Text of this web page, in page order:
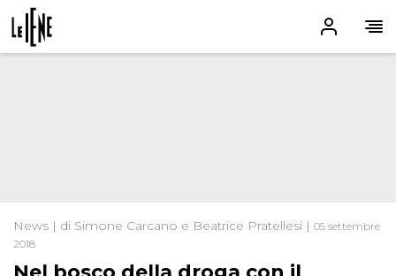
News | di Simone Carcano e Beatrice Pratellesi | 05 settembre
2018